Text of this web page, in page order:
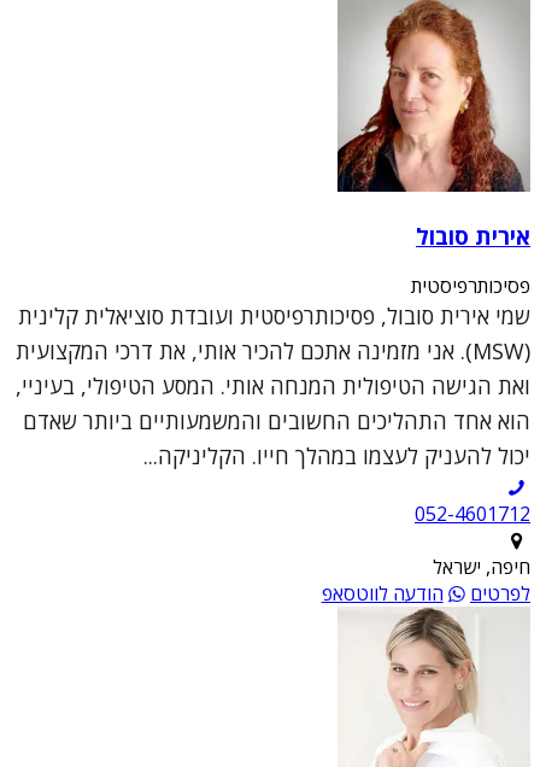
אירית סובול
פסיכותרפיסטית
שמי אירית סובול, פסיכותרפיסטית ועובדת סוציאלית קלינית
(MSW). אני מזמינה אתכם להכיר אותי, את דרכי המקצועית
ואת הגישה הטיפולית המנחה אותי. המסע הטיפולי, בעיניי,
הוא אחד התהליכים החשובים והמשמעותיים ביותר שאדם
יכול להעניק לעצמו במהלך חייו. הקליניקה...
052-4601712
חיפה, ישראל
לפרטים
הודעה לווטסאפ